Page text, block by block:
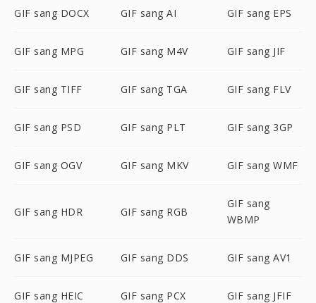
GIF sang DOCX GIF sang AI GIF sang EPS
GIF sang MPG GIF sang M4V GIF sang JIF
GIF sang TIFF GIF sang TGA GIF sang FLV
GIF sang PSD GIF sang PLT GIF sang 3GP
GIF sang OGV GIF sang MKV GIF sang WMF
GIF sang HDR GIF sang RGB
GIF sang
WBMP
GIF sang MJPEG GIF sang DDS GIF sang AV1
GIF sang HEIC GIF sang PCX GIF sang JFIF